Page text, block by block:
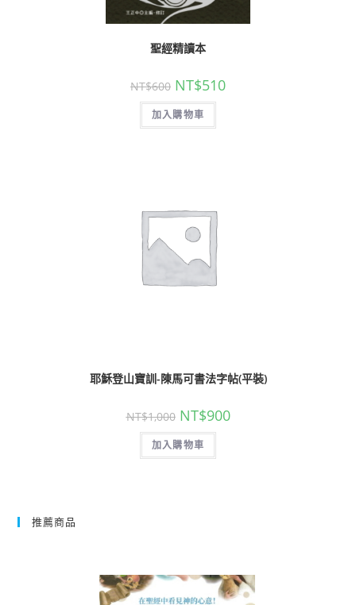
聖經精讀本
NT$600 NT$510
加入購物車
耶穌登山寶訓-陳馬可書法字帖(平裝)
NT$1,000 NT$900
加入購物車
推薦商品